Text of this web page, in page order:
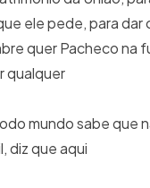
ele pede, para
quer Pacheco na
qualquer
mundo sabe que
diz que aqui